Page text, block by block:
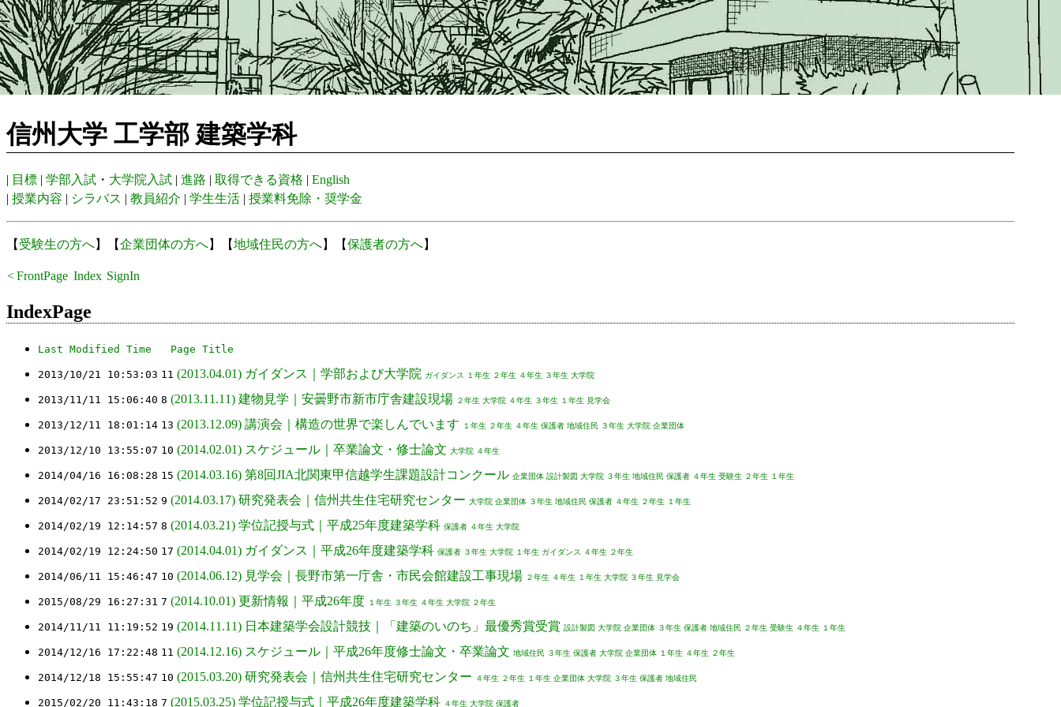
信州大学 工学部 建築学科
| 目標 | 学部入試 ・ 大学院入試 | 進路 | 取得できる資格 | English
| 授業内容 | シラバス | 教員紹介 | 学生生活 | 授業料免除・奨学金
【 受験生の方へ】【企業団体の方へ】【地域住民の方へ】【保護者の方へ】
<FrontPage Index SignIn
IndexPage
Last Modified Time Page Title
2013/10/21 10:53:03 11 (2013.04.01) ガイダンス｜学部および大学院 ガイダンス １年生 ２年生 ４年生 ３年生 大学院
2013/11/11 15:06:40 8 (2013.11.11) 建物見学｜安曇野市新市庁舎建設現場 ２年生 大学院 ４年生 ３年生 １年生 見学会
2013/12/11 18:01:14 13 (2013.12.09) 講演会｜構造の世界で楽しんでいます １年生 ２年生 ４年生 保護者 地域住民 ３年生 大学院 企業団体
2013/12/10 13:55:07 10 (2014.02.01) スケジュール｜卒業論文・修士論文 大学院 ４年生
2014/04/16 16:08:28 15 (2014.03.16) 第8回JIA北関東甲信越学生課題設計コンクール 企業団体 設計製図 大学院 ３年生 地域住民 保護者 ４年生 受験生 ２年生 １年生
2014/02/17 23:51:52 9 (2014.03.17) 研究発表会｜信州共生住宅研究センター 大学院 企業団体 ３年生 地域住民 保護者 ４年生 ２年生 １年生
2014/02/19 12:14:57 8 (2014.03.21) 学位記授与式｜平成25年度建築学科 保護者 ４年生 大学院
2014/02/19 12:24:50 17 (2014.04.01) ガイダンス｜平成26年度建築学科 保護者 ３年生 大学院 １年生 ガイダンス ４年生 ２年生
2014/06/11 15:46:47 10 (2014.06.12) 見学会｜長野市第一庁舎・市民会館建設工事現場 ２年生 ４年生 １年生 大学院 ３年生 見学会
2015/08/29 16:27:31 7 (2014.10.01) 更新情報｜平成26年度 １年生 ３年生 ４年生 大学院 ２年生
2014/11/11 11:19:52 19 (2014.11.11) 日本建築学会設計競技｜「建築のいのち」最優秀賞受賞 設計製図 大学院 企業団体 ３年生 保護者 地域住民 ２年生 受験生 ４年生 １年生
2014/12/16 17:22:48 11 (2014.12.16) スケジュール｜平成26年度修士論文・卒業論文 地域住民 ３年生 保護者 大学院 企業団体 １年生 ４年生 ２年生
2014/12/18 15:55:47 10 (2015.03.20) 研究発表会｜信州共生住宅研究センター ４年生 ２年生 １年生 企業団体 大学院 ３年生 保護者 地域住民
2015/02/20 11:43:18 7 (2015.03.25) 学位記授与式｜平成26年度建築学科 ４年生 大学院 保護者